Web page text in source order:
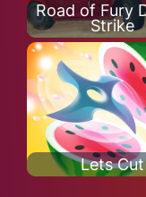
Road of Fury
Strike
Lets Cut